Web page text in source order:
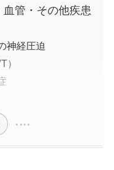
管・その他疾患
神経圧迫
）